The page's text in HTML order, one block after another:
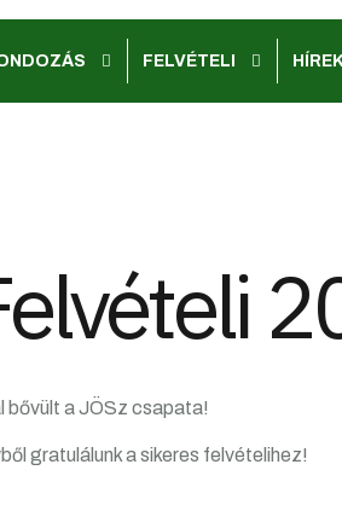
FELVÉTELI
bővült a JÖSz csapata!
gratulálunk a sikeres felvételihez!